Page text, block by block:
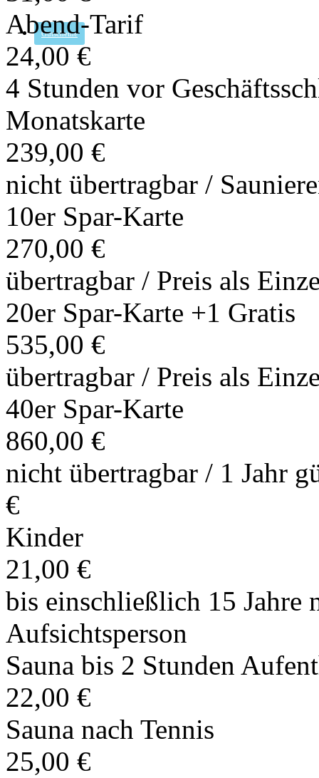
Gutscheine
Abend-Tarif
24,00 €
4 Stunden vor
Monatskarte
239,00 €
nicht übertragbar /
10er Spar-Karte
270,00 €
übertragbar / Preis als
20er Spar-Karte +1 Gratis
535,00 €
übertragbar / Preis als
40er Spar-Karte
860,00 €
nicht übertragbar / 1 Jahr
€
Kinder
21,00 €
bis einschließlich 15 Jahre
Aufsichtsperson
Sauna bis 2 Stunden
22,00 €
Sauna nach Tennis
25,00 €